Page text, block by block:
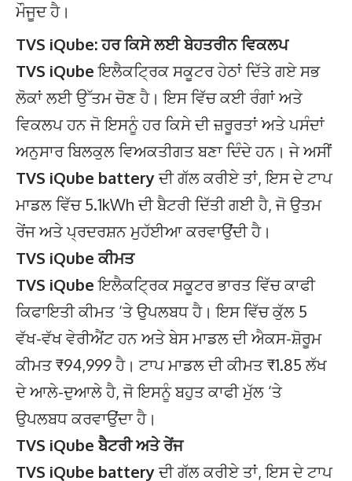
ਮੌਜੂਦ ਹੈ।
TVS iQube: ਹਰ ਕਿਸੇ ਲਈ ਬੇਹਤਰੀਨ ਵਿਕਲਪ
TVS iQubeਇਲੈਕਟ੍ਰਿਕ ਸਕੂਟਰ ਹੇਠਾਂ ਦਿੱਤੇ ਗਏ ਸਭ
ਲੋਕਾਂ ਲਈ ਉੱਤਮ ਚੋਣ ਹੈ। ਇਸ ਵਿੱਚ ਕਈ ਰੰਗਾਂ ਅਤੇ
ਵਿਕਲਪ ਹਨ ਜੋ ਇਸਨੂੰ ਹਰ ਕਿਸੇ ਦੀ ਜ਼ਰੂਰਤਾਂ ਅਤੇ ਪਸੰਦਾਂ
ਅਨੁਸਾਰ ਬਿਲਕੁਲ ਵਿਅਕਤੀਗਤ ਬਣਾ ਦਿੰਦੇ ਹਨ। ਜੇ ਅਸੀਂ
TVS iQube batteryਦੀ ਗੱਲ ਕਰੀਏ ਤਾਂ, ਇਸ ਦੇ ਟਾਪ
ਮਾਡਲ ਵਿੱਚ 5.1kWh ਦੀ ਬੈਟਰੀ ਦਿੱਤੀ ਗਈ ਹੈ, ਜੋ ਉਤਮ
ਰੇਂਜ ਅਤੇ ਪ੍ਰਦਰਸ਼ਨ ਮੁਹੱਈਆ ਕਰਵਾਉਂਦੀ ਹੈ।
TVS iQube ਕੀਮਤ
TVS iQubeਇਲੈਕਟ੍ਰਿਕ ਸਕੂਟਰ ਭਾਰਤ ਵਿੱਚ ਕਾਫੀ
ਕਿਫਾਇਤੀ ਕੀਮਤ ‘ਤੇ ਉਪਲਬਧ ਹੈ। ਇਸ ਵਿੱਚ ਕੁੱਲ 5
ਵੱਖ-ਵੱਖ ਵੇਰੀਐਂਟ ਹਨ ਅਤੇ ਬੇਸ ਮਾਡਲ ਦੀ ਐਕਸ-ਸ਼ੋਰੂਮ
ਕੀਮਤ ₹94,999 ਹੈ। ਟਾਪ ਮਾਡਲ ਦੀ ਕੀਮਤ ₹1.85 ਲੱਖ
ਦੇ ਆਲੇ-ਦੁਆਲੇ ਹੈ, ਜੋ ਇਸਨੂੰ ਬਹੁਤ ਕਾਫੀ ਮੁੱਲ ‘ਤੇ
ਉਪਲਬਧ ਕਰਵਾਉਂਦਾ ਹੈ।
TVS iQube ਬੈਟਰੀ ਅਤੇ ਰੇਂਜ
TVS iQube batteryਦੀ ਗੱਲ ਕਰੀਏ ਤਾਂ, ਇਸ ਦੇ ਟਾਪ